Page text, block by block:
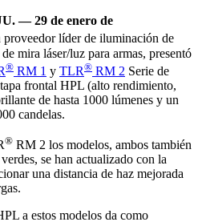
—29 de enero de
proveedor líder de iluminación de
mira láser/luz para armas, presentó
® RM 1 y TLR® RM 2 Serie de
frontal HPL (alto rendimiento,
de hasta 1000 lúmenes y un
candelas.
® RM 2 los modelos, ambos también
se han actualizado con la
una distancia de haz mejorada
a estos modelos da como